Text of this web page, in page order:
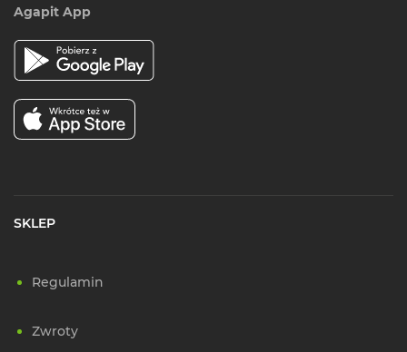
Agapit App
SKLEP
Regulamin
Zwroty